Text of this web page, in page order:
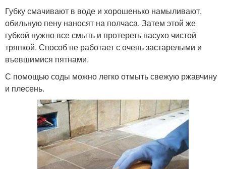
Губку смачивают в воде и хорошенько намыливают,
обильную пену наносят на полчаса. Затем этой же
губкой нужно все смыть и протереть насухо чистой
тряпкой. Способ не работает с очень застарелыми и
въевшимися пятнами.
С помощью соды можно легко отмыть свежую ржавчину
и плесень.